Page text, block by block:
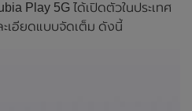
Play 5G ได้เปิดตัวในประเทศ
เอียดแบบจัดเต็ม ดังนี้